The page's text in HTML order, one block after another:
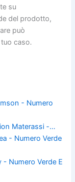
su
del prodotto,
può
caso.
- Numero
Materassi -…
- Numero Verde
- Numero Verde E